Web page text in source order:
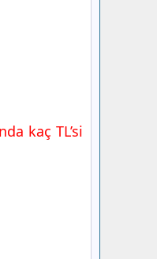
kaç TL’si